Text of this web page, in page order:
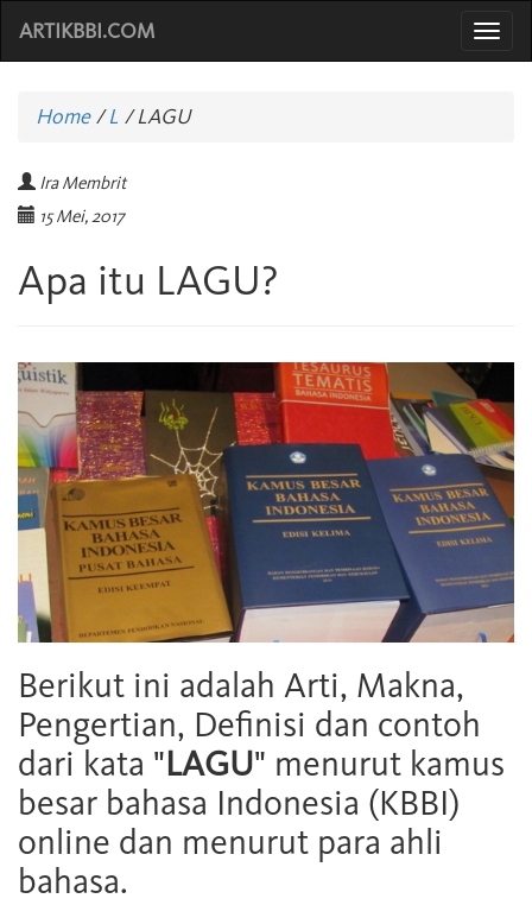
ARTIKBBI.COM
Home/L /LAGU
Ira Membrit
15 Mei, 2017
Apa itu LAGU?
Berikut ini adalah Arti, Makna,
Pengertian, Definisi dan contoh
dari kata "LAGU" menurut kamus
besar bahasa Indonesia (KBBI)
online dan menurut para ahli
bahasa.